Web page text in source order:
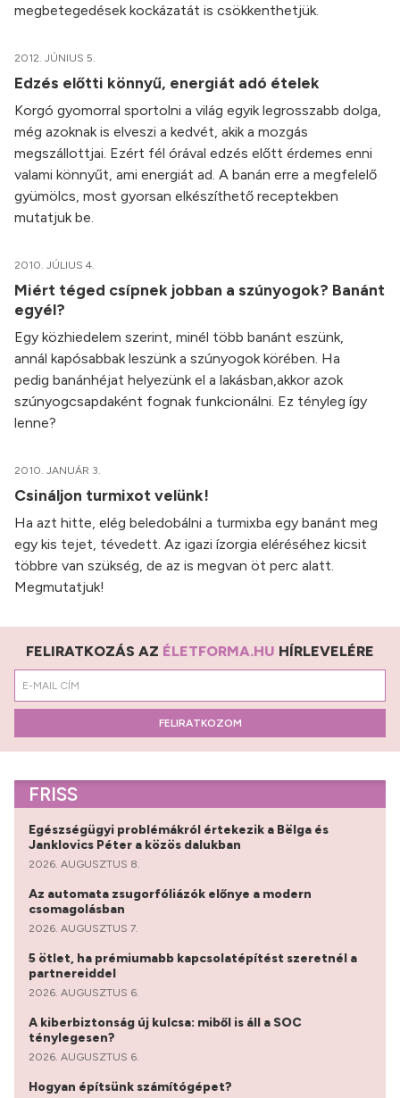
megbetegedések kockázatát is csökkenthetjük.
2012. JÚNIUS 5.
Edzés előtti könnyű, energiát adó ételek
Korgó gyomorral sportolni a világ egyik legrosszabb dolga,
még azoknak is elveszi a kedvét, akik a mozgás
megszállottjai. Ezért fél órával edzés előtt érdemes enni
valami könnyűt, ami energiát ad. A banán erre a megfelelő
gyümölcs, most gyorsan elkészíthető receptekben
mutatjuk be.
2010. JÚLIUS 4.
Miért téged csípnek jobban a szúnyogok? Banánt
egyél?
Egy közhiedelem szerint, minél több banánt eszünk,
annál kapósabbak leszünk a szúnyogok körében. Ha
pedig banánhéjat helyezünk el a lakásban,akkor azok
szúnyogcsapdaként fognak funkcionálni. Ez tényleg így
lenne?
2010. JANUÁR 3.
Csináljon turmixot velünk!
Ha azt hitte, elég beledobálni a turmixba egy banánt meg
egy kis tejet, tévedett. Az igazi ízorgia eléréséhez kicsit
többre van szükség, de az is megvan öt perc alatt.
Megmutatjuk!
FELIRATKOZÁS AZ ÉLETFORMA.HU HÍRLEVELÉRE
FELIRATKOZOM
FRISS
Egészségügyi problémákról értekezik a Bëlga és
Janklovics Péter a közös dalukban
2026. AUGUSZTUS 8.
Az automata zsugorfóliázók előnye a modern
csomagolásban
2026. AUGUSZTUS 7.
5 ötlet, ha prémiumabb kapcsolatépítést szeretnél a
partnereiddel
2026. AUGUSZTUS 6.
A kiberbiztonság új kulcsa: miből is áll a SOC
ténylegesen?
2026. AUGUSZTUS 6.
Hogyan építsünk számítógépet?